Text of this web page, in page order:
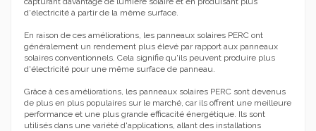
d'électricité à partir de la même surface.
En raison de ces améliorations, les panneaux solaires PERC ont
généralement un rendement plus élevé par rapport aux panneaux
solaires conventionnels. Cela signifie qu'ils peuvent produire plus
d'électricité pour une même surface de panneau.
Grâce à ces améliorations, les panneaux solaires PERC sont devenus
de plus en plus populaires sur le marché, car ils offrent une meilleure
performance et une plus grande efficacité énergétique. Ils sont
utilisés dans une variété d'applications, allant des installations